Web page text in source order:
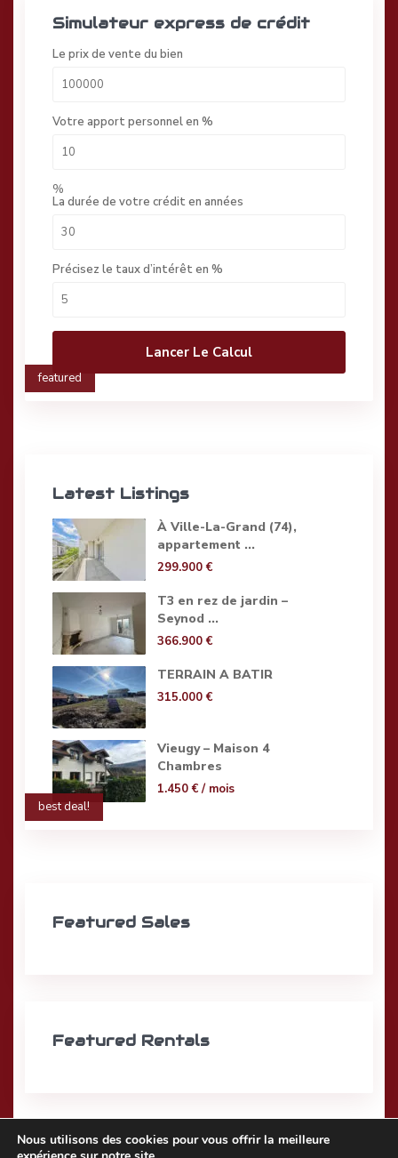
Simulateur express de crédit
Le prix de vente du bien
Votre apport personnel en %
%
La durée de votre crédit en années
Précisez le taux d’intérêt en %
Lancer Le Calcul
featured
Latest Listings
À Ville-La-Grand (74),
appartement ...
299.900 €
T3 en rez de jardin –
Seynod ...
366.900 €
TERRAIN A BATIR
315.000 €
Vieugy – Maison 4
Chambres
1.450 €/ mois
best deal!
Featured Sales
Featured Rentals
Nous utilisons des cookies pour vous offrir la meilleure